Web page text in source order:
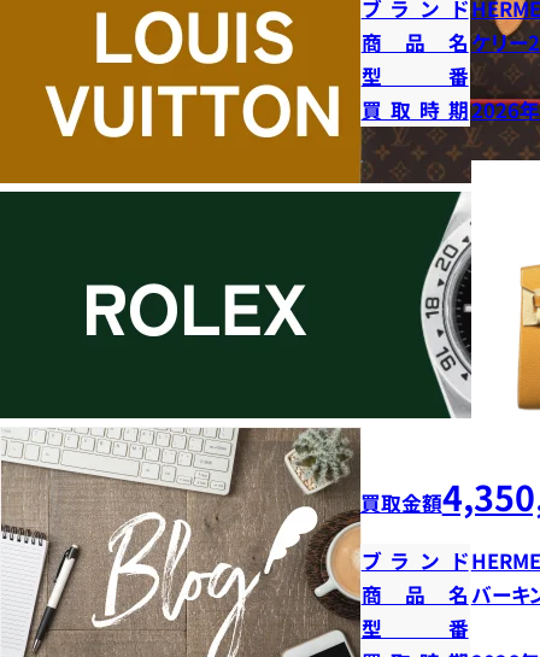
ブランド
商品名 ケリー
型番
買取時期2026
買取金額
ブランド
商品名 バーキ
型番